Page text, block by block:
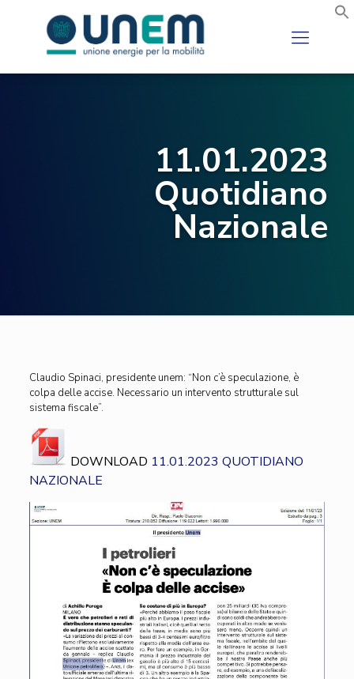
11.01.2023
Quotidiano
Nazionale
Claudio Spinaci, presidente unem: “Non c’è speculazione, è
colpa delle accise. Necessario un intervento strutturale sul
sistema fiscale”.
DOWNLOAD 11.01.2023 QUOTIDIANO
NAZIONALE